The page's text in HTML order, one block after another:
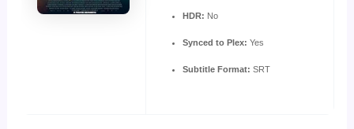
HDR: No
Synced to Plex: Yes
Subtitle Format: SRT